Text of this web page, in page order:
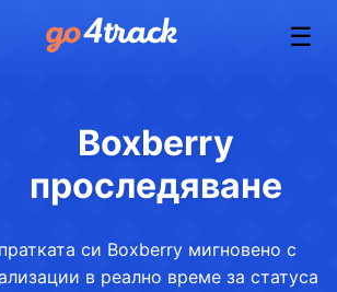
☰
Boxberry
проследяване
си Boxberry мигновено с
в реално време за статуса